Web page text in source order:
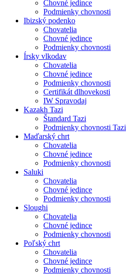
Chovné jedince
Podmienky chovnosti
Ibizský podenko
Chovatelia
Chovné jedince
Podmienky chovnosti
Írsky vlkodav
Chovatelia
Chovné jedince
Podmienky chovnosti
Certifikát dlhovekosti
IW Spravodaj
Kazakh Tazi
Štandard Tazi
Podmienky chovnosti Tazi
Maďarský chrt
Chovatelia
Chovné jedince
Podmienky chovnosti
Saluki
Chovatelia
Chovné jedince
Podmienky chovnosti
Sloughi
Chovatelia
Chovné jedince
Podmienky chovnosti
Poľský chrt
Chovatelia
Chovné jedince
Podmienky chovnosti